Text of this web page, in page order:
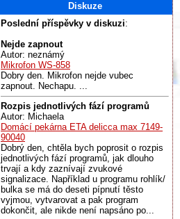
Diskuze
Poslední příspěvky v diskuzi:
Nejde zapnout
Autor: neznámý
Mikrofon WS-858
Dobry den. Mikrofon nejde vubec
zapnout. Nechapu. ...
Rozpis jednotlivých fází programů
Autor: Michaela
Domácí pekárna ETA delicca max 7149-
90040
Dobrý den, chtěla bych poprosit o rozpis
jednotlivých fází programů, jak dlouho
trvají a kdy zaznívají zvukové
signalizace. Například u programu rohlík/
bulka se má do deseti pípnutí těsto
vyjmou, vytvarovat a pak program
dokončit, ale nikde není napsáno po...